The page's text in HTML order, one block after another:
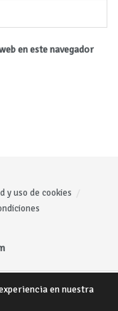
en este navegador
y uso de cookies
web creado por
en nuestra